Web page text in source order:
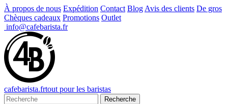
À propos de nous Expédition Contact Blog Avis des clients De gros
Chèques cadeaux Promotions Outlet
info@cafebarista.fr
cafebarista.frtout pour les baristas
Recherche